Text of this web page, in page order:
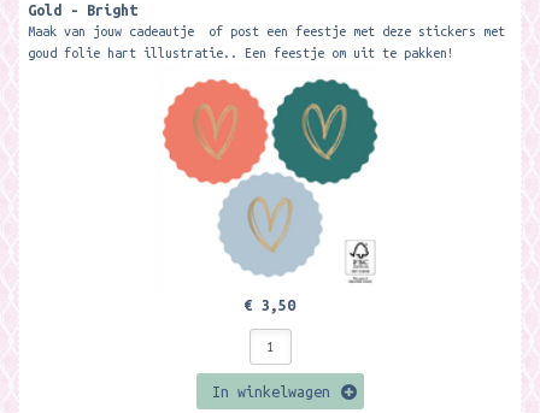
Gold - Bright
Maak van jouw cadeautje of post een feestje met deze stickers met
goud folie hart illustratie.. Een feestje om uit te pakken!
€ 3,50
In winkelwagen